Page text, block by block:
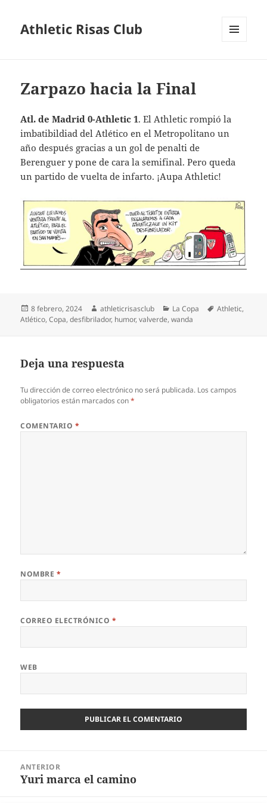
Athletic Risas Club
Zarpazo hacia la Final
Atl. de Madrid 0-Athletic 1. El Athletic rompió la
imbatibildiad del Atlético en el Metropolitano un
año después gracias a un gol de penalti de
Berenguer y pone de cara la semifinal. Pero queda
un partido de vuelta de infarto. ¡Aupa Athletic!
Publicado
el
8 febrero, 2024 Autor
athleticrisasclub Categorías
La Copa Etiquetas
Athletic,
Atlético,Copa,desfibrilador, humor,valverde,wanda
Deja una respuesta
Tu dirección de correo electrónico no será publicada. Los campos
obligatorios están marcados con*
COMENTARIO *
NOMBRE *
CORREO ELECTRÓNICO *
WEB
entradas
ANTERIOR
Entrada
Yuri marca el camino